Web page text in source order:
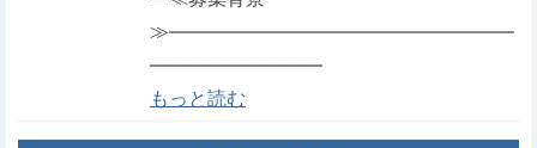
≫――――――――――――――――――
―――――――――
もっと読む